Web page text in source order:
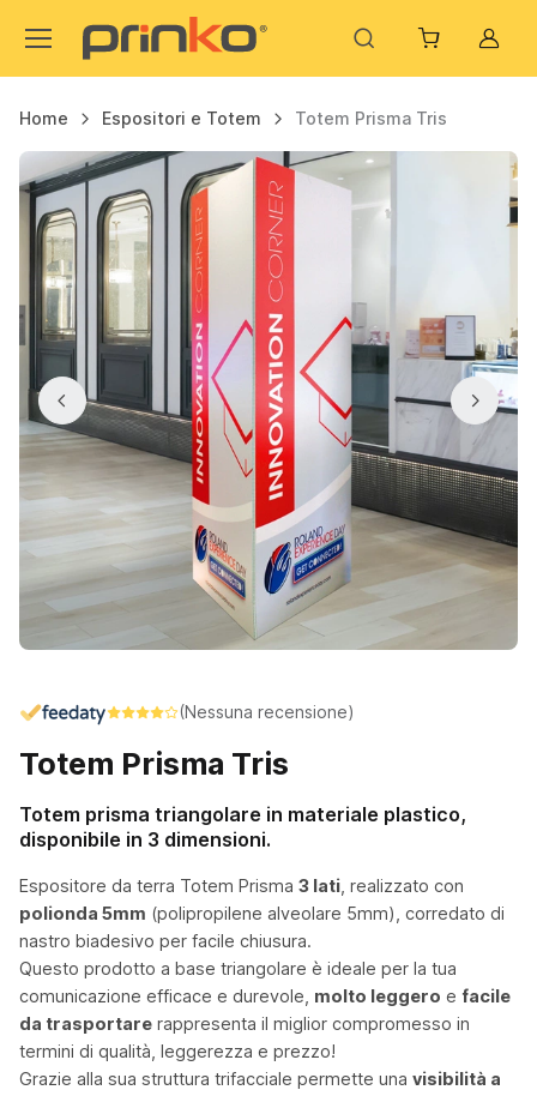
Home Espositori e Totem Totem Prisma Tris
(Nessuna recensione)
Totem Prisma Tris
Totem prisma triangolare in materiale plastico,
disponibile in 3 dimensioni.
Espositore da terra Totem Prisma 3 lati , realizzato con
polionda 5mm (polipropilene alveolare 5mm), corredato di
nastro biadesivo per facile chiusura.
Questo prodotto a base triangolare è ideale per la tua
comunicazione efficace e durevole, molto leggero e facile
da trasportare rappresenta il miglior compromesso in
termini di qualità, leggerezza e prezzo!
Grazie alla sua struttura trifacciale permette una visibilità a